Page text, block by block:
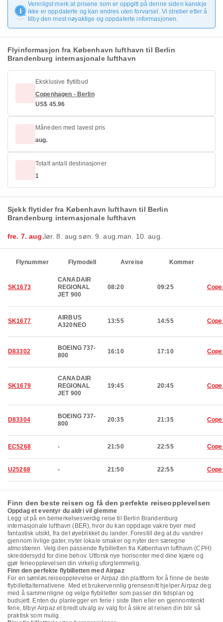
Vennligst merk at prisene som er oppgitt på denne siden kanskje
ikke er oppdaterte og kan endres uten forvarsel. Vi streber etter å
tilby den mest nøyaktige og oppdaterte informasjonen.
Flyinformasjon fra København lufthavn til Berlin
Brandenburg internasjonale lufthavn
Eksklusive flytilbud
Copenhagen - Berlin
US$ 45.96
Måneden med lavest pris
aug.
Totalt antall destinasjoner
1
Sjekk flytider fra København lufthavn til Berlin
Brandenburg internasjonale lufthavn
fre. 7. aug.lør. 8. aug.søn. 9. aug. man. 10. aug.
Flynummer Flymodell Avreise Kommer
SK1673
CANADAIR
REGIONAL
JET 900
08:20 09:25
SK1677
AIRBUS
A320NEO
13:55 14:55
D83302
BOEING 737-
800
16:10 17:10
SK1679
CANADAIR
REGIONAL
JET 900
19:45 20:45
D83304
BOEING 737-
800
20:35 21:35
EC5268 - 21:50 22:55
U25268 - 21:50 22:55
Finn den beste reisen og få den perfekte reiseopplevelsen
Oppdag et eventyr du aldri vil glemme
Legg ut på en bemerkelsesverdig reise til Berlin Brandenburg
internasjonale lufthavn (BER), hvor du kan oppdage vakre byer med
fantastisk utsikt, fra det øyeblikket du lander. Forestill deg at du vandrer
gjennom livlige gater, nyter lokale smaker og nyter den særegne
atmosfæren. Velg den passende flybilletten fra København lufthavn (CPH)
skreddersydd for dine behov. Utforsk nye horisonter med dine kjære og
gjør ferieopplevelsen din virkelig uforglemmelig.
Finn den perfekte flybilletten med Airpaz
For en sømløs reiseopplevelse er Airpaz din plattform for å finne de beste
flybillettalternativene. Med et brukervennlig grensesnitt hjelper Airpaz deg
med å sammenligne og velge flybilletter som passer din tidsplan og
budsjett. Enten du planlegger en ferie i siste liten eller en gjennomtenkt
ferie, tilbyr Airpaz et bredt utvalg av valg for å sikre at reisen din blir så
praktisk som mulig.